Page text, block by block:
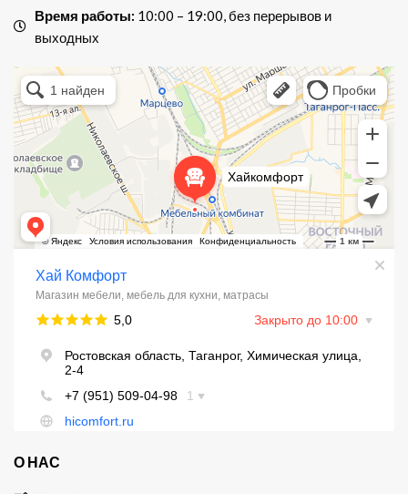
Время работы: 10:00 – 19:00, без перерывов и
выходных
Хай Комфорт
Магазин мебели в Таганроге
Мебель для кухни в Таганроге
О НАС